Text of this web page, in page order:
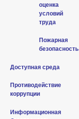
оценка
условий
труда
Пожарная
безопасность
Доступная среда
Противодействие
коррупции
Информационная